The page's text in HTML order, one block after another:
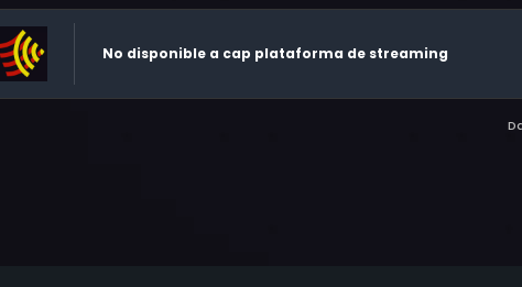
No disponible a cap plataforma de streaming